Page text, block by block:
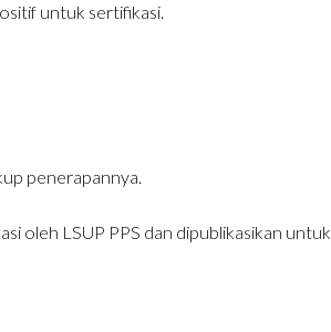
untuk sertifikasi.
penerapannya.
oleh LSUP PPS dan dipublikasikan untuk